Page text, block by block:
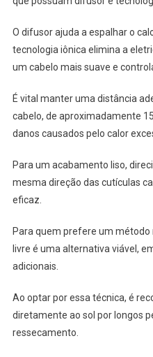
O difusor ajuda a espalhar o
tecnologia iônica elimina a
um cabelo mais suave e
É vital manter uma distância
cabelo, de aproximadamente
danos causados pelo calor
Para um acabamento liso,
mesma direção das cutículas
eficaz.
Para quem prefere um
livre é uma alternativa viável,
adicionais.
Ao optar por essa técnica, é
diretamente ao sol por longos
ressecamento.